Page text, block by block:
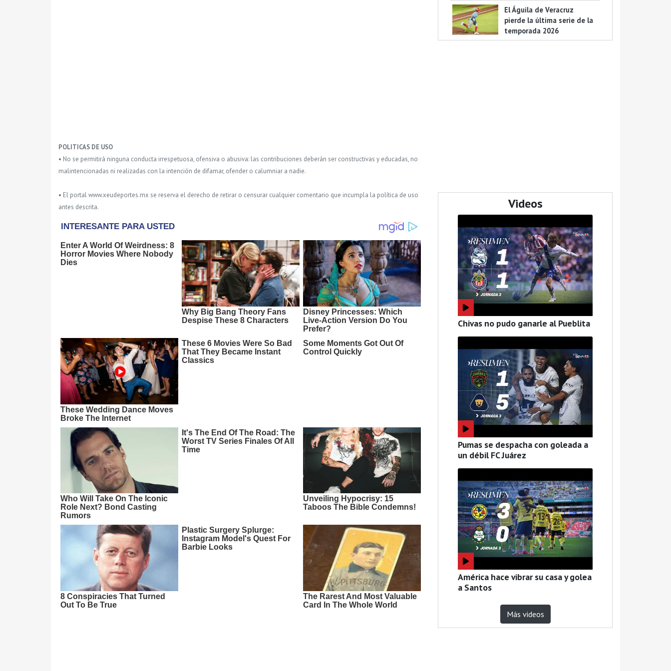
POLITICAS DE USO
• No se permitirá ninguna conducta irrespetuosa, ofensiva o abusiva: las contribuciones deberán ser constructivas y educadas, no
malintencionadas ni realizadas con la intención de difamar, ofender o calumniar a nadie.
• El portal www.xeudeportes.mx se reserva el derecho de retirar o censurar cualquier comentario que incumpla la política de uso
antes descrita.
El Águila de Veracruz
pierde la última serie de la
temporada 2026
Videos
Chivas no pudo ganarle al Pueblita
Pumas se despacha con goleada a
un débil FC Juárez
América hace vibrar su casa y golea
a Santos
Más videos